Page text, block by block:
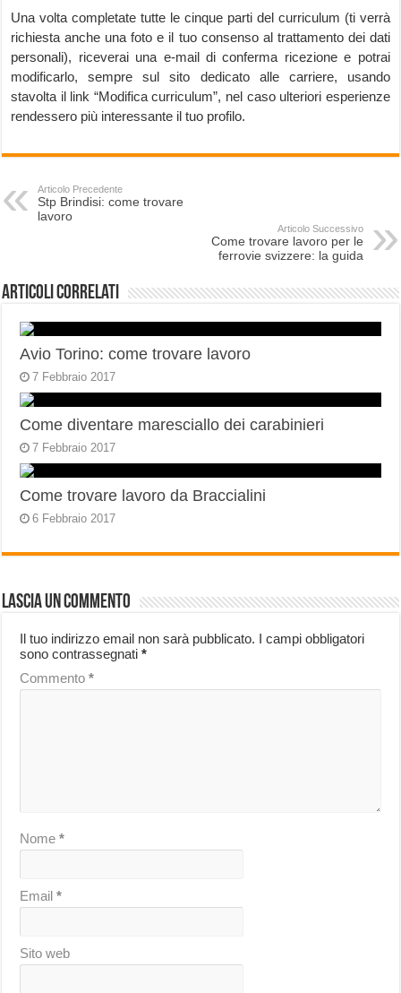
Una volta completate tutte le cinque parti del curriculum (ti verrà
richiesta anche una foto e il tuo consenso al trattamento dei dati
personali), riceverai una e-mail di conferma ricezione e potrai
modificarlo, sempre sul sito dedicato alle carriere, usando
stavolta il link “Modifica curriculum”, nel caso ulteriori esperienze
rendessero più interessante il tuo profilo.
Articolo Precedente
Stp Brindisi: come trovare
lavoro
Articolo Successivo
Come trovare lavoro per le
ferrovie svizzere: la guida
Articoli correlati
Avio Torino: come trovare lavoro
7 Febbraio 2017
Come diventare maresciallo dei carabinieri
7 Febbraio 2017
Come trovare lavoro da Braccialini
6 Febbraio 2017
Lascia un commento
Il tuo indirizzo email non sarà pubblicato. I campi obbligatori
sono contrassegnati*
Commento*
Nome*
Email*
Sito web